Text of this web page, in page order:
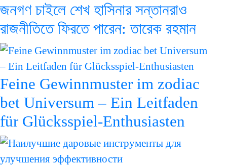
জনগণ চাইলে শেখ হাসিনার সন্তানরাও
রাজনীতিতে ফিরতে পারেন: তারেক রহমান
Feine Gewinnmuster im zodiac
bet Universum – Ein Leitfaden
für Glücksspiel-Enthusiasten